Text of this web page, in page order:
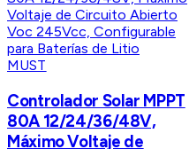
MUST
Controlador Solar MPPT
80A 12/24/36/48V,
Máximo Voltaje de